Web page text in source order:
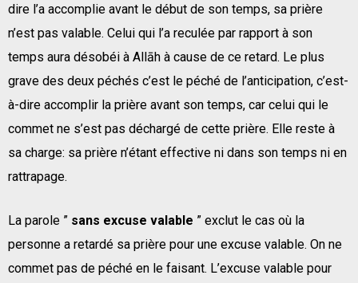
dire l’a accomplie avant le début de son temps, sa prière
n’est pas valable. Celui qui l’a reculée par rapport à son
temps aura désobéi à Allāh à cause de ce retard. Le plus
grave des deux péchés c’est le péché de l’anticipation, c’est-
à-dire accomplir la prière avant son temps, car celui qui le
commet ne s’est pas déchargé de cette prière. Elle reste à
sa charge: sa prière n’étant effective ni dans son temps ni en
rattrapage.
La parole ” sans excuse valable ” exclut le cas où la
personne a retardé sa prière pour une excuse valable. On ne
commet pas de péché en le faisant. L’excuse valable pour